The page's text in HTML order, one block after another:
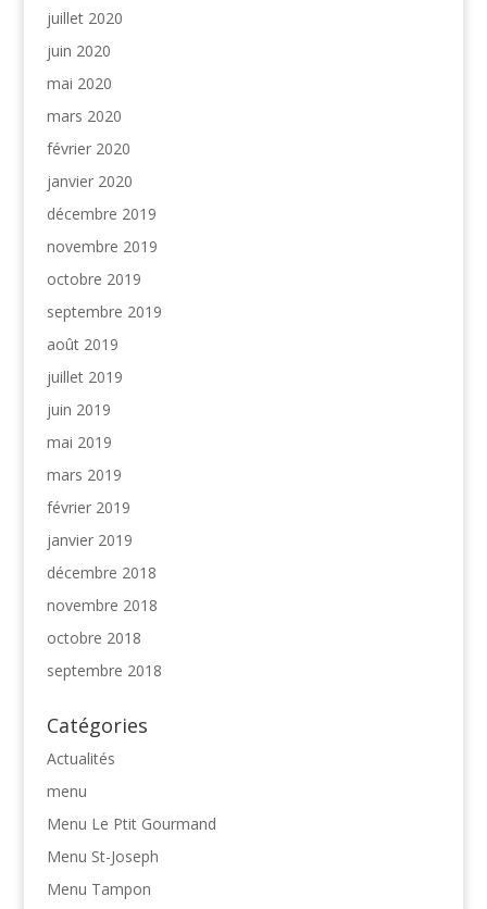
juillet 2020
juin 2020
mai 2020
mars 2020
février 2020
janvier 2020
décembre 2019
novembre 2019
octobre 2019
septembre 2019
août 2019
juillet 2019
juin 2019
mai 2019
mars 2019
février 2019
janvier 2019
décembre 2018
novembre 2018
octobre 2018
septembre 2018
Catégories
Actualités
menu
Menu Le Ptit Gourmand
Menu St-Joseph
Menu Tampon